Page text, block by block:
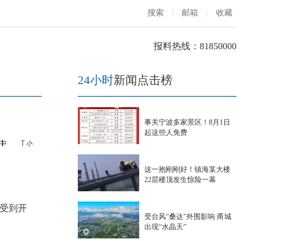
搜索 | 邮箱 | 收藏
报料热线：81850000
到开
24小时新闻点击榜
事关宁波多家景区！8月1日
起这些人免费
这一抱刚刚好！镇海某大楼
22层楼顶发生惊险一幕
受台风“桑达”外围影响 甬城
出现“水晶天”